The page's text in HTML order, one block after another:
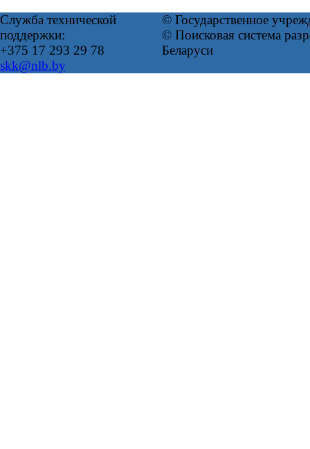
Служба технической
поддержки:
+375 17 293 29 78
skk@nlb.by
© Государственное
© Поисковая система
Беларуси